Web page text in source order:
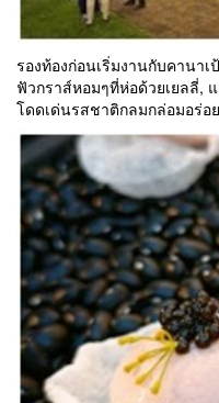
รองท้องก่อนเริ่มงานกับคานา
ฟัวกราส์หอมๆที่ห่อด้วยเยลลี่,
โดดเด่นรสชาติกลมกล่อมอร่อ